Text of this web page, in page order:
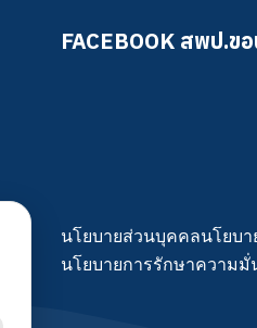
FACEBOOK สพป.ข
นโยบายส่วนบุคคลนโยบา
นโยบายการรักษาความ